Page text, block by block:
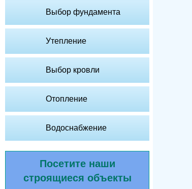
Выбор фундамента
Утепление
Выбор кровли
Отопление
Водоснабжение
Посетите наши
строящиеся объекты